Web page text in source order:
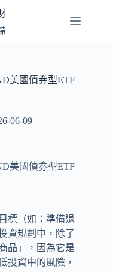
美國債券型ETF
06-09
美國債券型ETF
標（如：準備退
資規劃中，除了
品」，因為它是
投資中的風險，